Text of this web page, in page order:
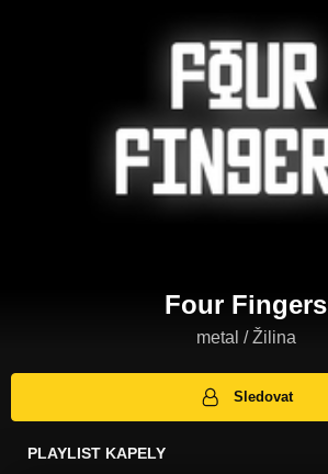
Four Fingers
metal / Žilina
Sledovat
PLAYLIST KAPELY